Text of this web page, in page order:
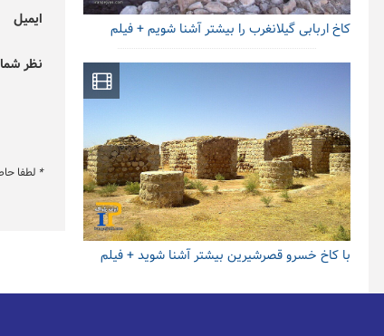
ایمیل
نظر
* لطفا
کاخ اربابی گیلانغرب را بیشتر آشنا شویم + فیلم
با کاخ خسرو قصرشیرین بیشتر آشنا شوید + فیلم